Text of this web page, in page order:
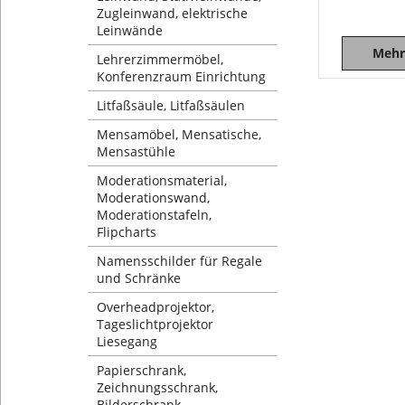
Zugleinwand, elektrische
Leinwände
Lehrerzimmermöbel,
Konferenzraum Einrichtung
Litfaßsäule, Litfaßsäulen
Mensamöbel, Mensatische,
Mensastühle
Moderationsmaterial,
Moderationswand,
Moderationstafeln,
Flipcharts
Namensschilder für Regale
und Schränke
Overheadprojektor,
Tageslichtprojektor
Liesegang
Papierschrank,
Zeichnungsschrank,